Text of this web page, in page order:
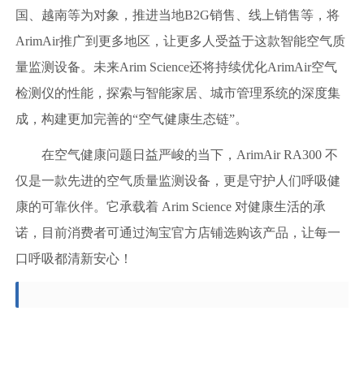
国、越南等为对象，推进当地B2G销售、线上销售等，将
ArimAir推广到更多地区，让更多人受益于这款智能空气质
量监测设备。未来Arim Science还将持续优化ArimAir空气
检测仪的性能，探索与智能家居、城市管理系统的深度集
成，构建更加完善的“空气健康生态链”。
在空气健康问题日益严峻的当下，ArimAir RA300 不
仅是一款先进的空气质量监测设备，更是守护人们呼吸健
康的可靠伙伴。它承载着 Arim Science 对健康生活的承
诺，目前消费者可通过淘宝官方店铺选购该产品，让每一
口呼吸都清新安心！